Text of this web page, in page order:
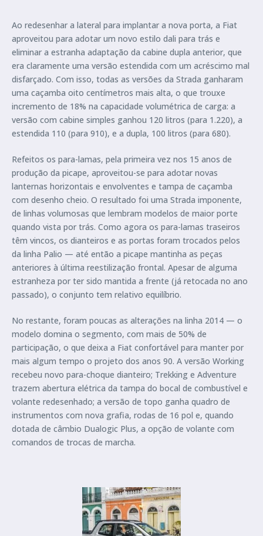
Ao redesenhar a lateral para implantar a nova porta, a Fiat
aproveitou para adotar um novo estilo dali para trás e
eliminar a estranha adaptação da cabine dupla anterior, que
era claramente uma versão estendida com um acréscimo mal
disfarçado. Com isso, todas as versões da Strada ganharam
uma caçamba oito centímetros mais alta, o que trouxe
incremento de 18% na capacidade volumétrica de carga: a
versão com cabine simples ganhou 120 litros (para 1.220), a
estendida 110 (para 910), e a dupla, 100 litros (para 680).
Refeitos os para-lamas, pela primeira vez nos 15 anos de
produção da picape, aproveitou-se para adotar novas
lanternas horizontais e envolventes e tampa de caçamba
com desenho cheio. O resultado foi uma Strada imponente,
de linhas volumosas que lembram modelos de maior porte
quando vista por trás. Como agora os para-lamas traseiros
têm vincos, os dianteiros e as portas foram trocados pelos
da linha Palio — até então a picape mantinha as peças
anteriores à última reestilização frontal. Apesar de alguma
estranheza por ter sido mantida a frente (já retocada no ano
passado), o conjunto tem relativo equilíbrio.
No restante, foram poucas as alterações na linha 2014 — o
modelo domina o segmento, com mais de 50% de
participação, o que deixa a Fiat confortável para manter por
mais algum tempo o projeto dos anos 90. A versão Working
recebeu novo para-choque dianteiro; Trekking e Adventure
trazem abertura elétrica da tampa do bocal de combustível e
volante redesenhado; a versão de topo ganha quadro de
instrumentos com nova grafia, rodas de 16 pol e, quando
dotada de câmbio Dualogic Plus, a opção de volante com
comandos de trocas de marcha.